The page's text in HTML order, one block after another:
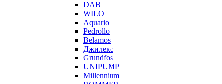
DAB
WILO
Aquario
Pedrollo
Belamos
Джилекс
Grundfos
UNIPUMP
Millennium